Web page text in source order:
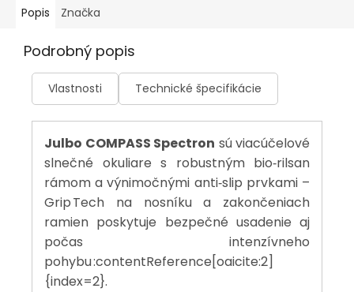
Popis Značka
Podrobný popis
Vlastnosti Technické špecifikácie
Julbo COMPASS Spectron sú viacúčelové
slnečné okuliare s robustným bio‑rilsan
rámom a výnimočnými anti‑slip prvkami –
Grip Tech na nosníku a zakončeniach
ramien poskytuje bezpečné usadenie aj
počas intenzívneho
pohybu :contentReference[oaicite:2]
{index=2}.